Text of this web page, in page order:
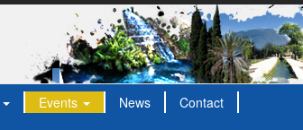
Events News Contact